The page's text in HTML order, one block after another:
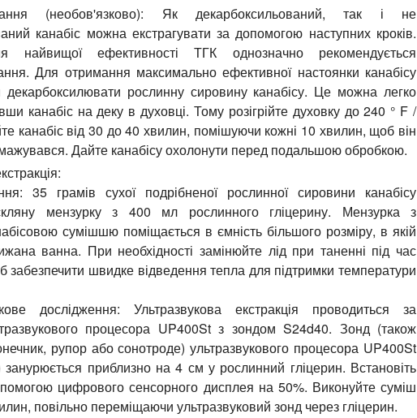
(необов'язково): Як декарбоксильований, так і не
канабіс можна екстрагувати за допомогою наступних кроків.
найвищої ефективності ТГК однозначно рекомендується
Для отримання максимально ефективної настоянки канабісу
декарбоксилювати рослинну сировину канабісу. Це можна легко
канабіс на деку в духовці. Тому розігрійте духовку до 240 ° F /
канабіс від 30 до 40 хвилин, помішуючи кожні 10 хвилин, щоб він
Дайте канабісу охолонути перед подальшою обробкою.
35 грамів сухої подрібненої рослинної сировини канабісу
мензурку з 400 мл рослинного гліцерину. Мензурка з
сумішшю поміщається в ємність більшого розміру, в якій
ванна. При необхідності замінюйте лід при таненні під час
забезпечити швидке відведення тепла для підтримки температури
дослідження: Ультразвукова екстракція проводиться за
процесора UP400St з зондом S24d40. Зонд (також
рупор або сонотроде) ультразвукового процесора UP400St
приблизно на 4 см у рослинний гліцерин. Встановіть
цифрового сенсорного дисплея на 50%. Виконуйте суміш
повільно переміщаючи ультразвуковий зонд через гліцерин.